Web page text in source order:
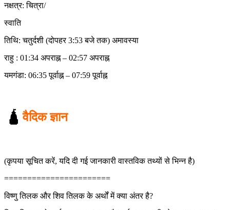
नक्षत्र: चित्रा/
स्वाति
तिथि: चतुर्दशी (दोपहर 3:53 बजे तक) अमावस्या
राहु : 01:34 अपराह्न – 02:57 अपराह्न
यमगंडा: 06:35 पूर्वाह्न – 07:59 पूर्वाह्न
🛕वैदिक ज्ञान
(कृपया सूचित करें, यदि दी गई जानकारी वास्तविक तथ्यों से भिन्न है)
=======================
विष्णु तिलक और शिव तिलक के अर्थों में क्या अंतर है?